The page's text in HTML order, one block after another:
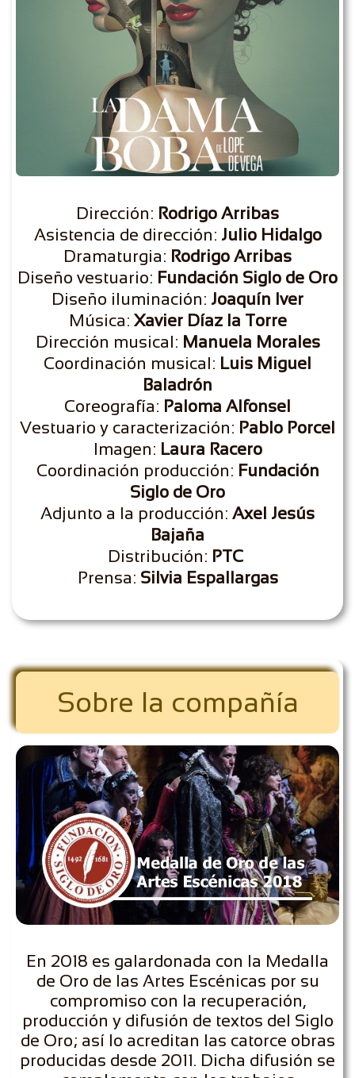
Dirección: Rodrigo Arribas
Asistencia de dirección: Julio Hidalgo
Dramaturgia: Rodrigo Arribas
Diseño vestuario: Fundación Siglo de Oro
Diseño iluminación: Joaquín Iver
Música: Xavier Díaz la Torre
Dirección musical: Manuela Morales
Coordinación musical: Luis Miguel
Baladrón
Coreografía: Paloma Alfonsel
Vestuario y caracterización: Pablo Porcel
Imagen: Laura Racero
Coordinación producción: Fundación
Siglo de Oro
Adjunto a la producción: Axel Jesús
Bajaña
Distribución: PTC
Prensa: Silvia Espallargas
Sobre la compañía
En 2018 es galardonada con la Medalla
de Oro de las Artes Escénicas por su
compromiso con la recuperación,
producción y difusión de textos del Siglo
de Oro; así lo acreditan las catorce obras
producidas desde 2011. Dicha difusión se